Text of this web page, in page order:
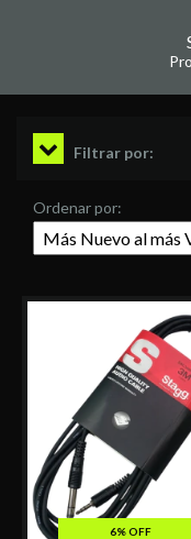
Filtrar por:
Ordenar por:
6% OFF